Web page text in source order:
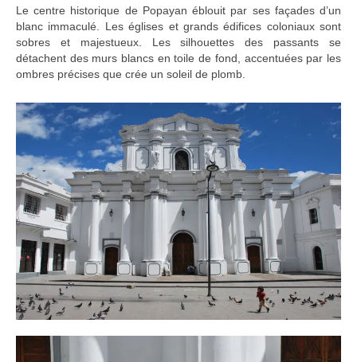
Le centre historique de Popayan éblouit par ses façades d’un
blanc immaculé. Les églises et grands édifices coloniaux sont
sobres et majestueux. Les silhouettes des passants se
détachent des murs blancs en toile de fond, accentuées par les
ombres précises que crée un soleil de plomb.